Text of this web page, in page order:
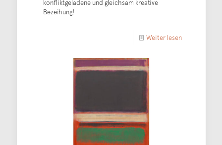
konfliktgeladene und gleichsam kreative
Bezeihung!
Weiter lesen